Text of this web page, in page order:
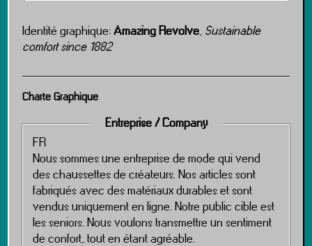
Identité graphique:Amazing Revolve, Sustainable
comfort since 1882
Charte Graphique
Entreprise / Company
FR
Nous sommes une entreprise de mode qui vend
des chaussettes de créateurs. Nos articles sont
fabriqués avec des matériaux durables et sont
vendus uniquement en ligne. Notre public cible est
les seniors. Nous voulons transmettre un sentiment
de confort, tout en étant agréable.